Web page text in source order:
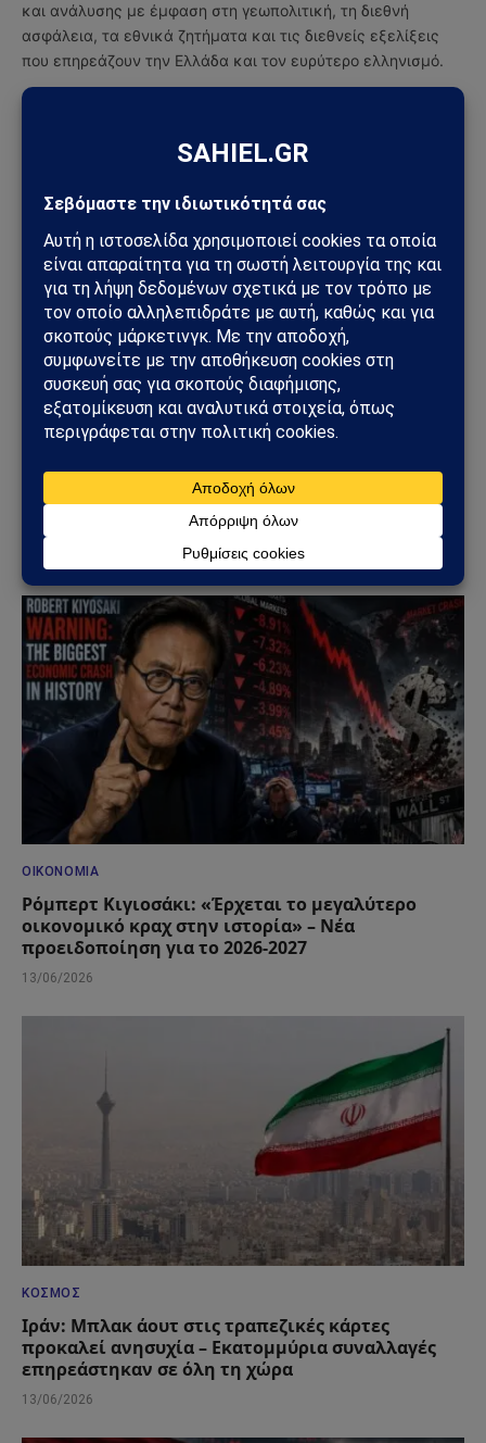
και ανάλυσης με έμφαση στη γεωπολιτική, τη διεθνή
ασφάλεια, τα εθνικά ζητήματα και τις διεθνείς εξελίξεις
που επηρεάζουν την Ελλάδα και τον ευρύτερο ελληνισμό.
ΟΙΚΟΝΟΜΊΑ
Προειδοποίηση Στουρνάρα για τις συντάξεις: «Οι
δημόσιες παροχές δεν θα επαρκούν στο μέλλον»
ΟΙΚΟΝΟΜΊΑ
Ρόμπερτ Κιγιοσάκι: «Έρχεται το μεγαλύτερο
οικονομικό κραχ στην ιστορία» – Νέα
προειδοποίηση για το 2026-2027
13/06/2026
ΚΌΣΜΟΣ
Ιράν: Μπλακ άουτ στις τραπεζικές κάρτες
προκαλεί ανησυχία – Εκατομμύρια συναλλαγές
επηρεάστηκαν σε όλη τη χώρα
13/06/2026